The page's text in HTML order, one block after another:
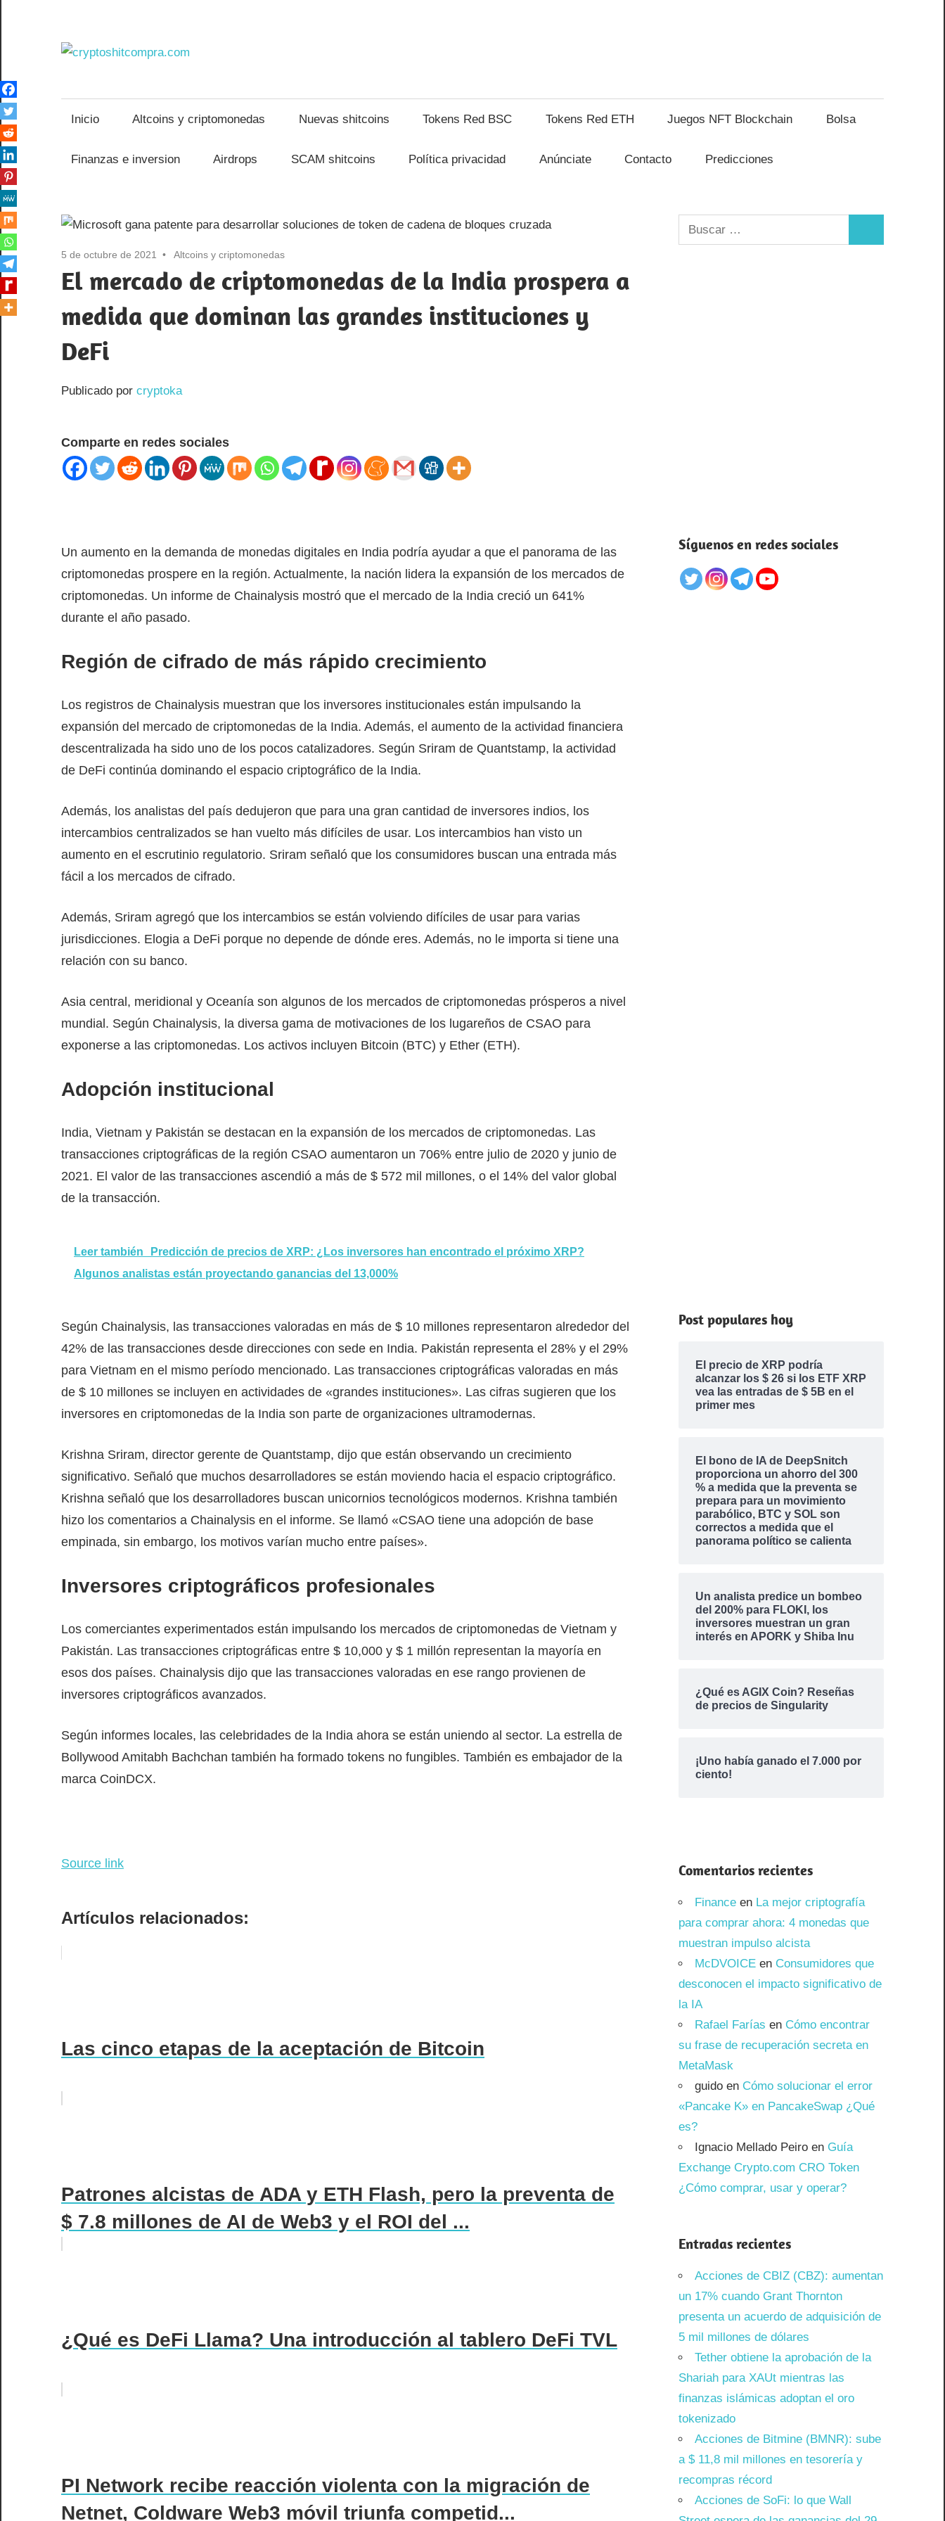
contenido
Inicio Altcoins y criptomonedas Nuevas shitcoins Tokens Red BSC Tokens Red ETH Juegos NFT Blockchain Bolsa
Finanzas e inversion Airdrops SCAM shitcoins Política privacidad Anúnciate Contacto Predicciones
5 de octubre de 2021 Altcoins y criptomonedas
El mercado de criptomonedas de la India prospera a
medida que dominan las grandes instituciones y
DeFi
Publicado por cryptoka
Comparte en redes sociales
Un aumento en la demanda de monedas digitales en India podría ayudar a que el panorama de las
criptomonedas prospere en la región. Actualmente, la nación lidera la expansión de los mercados de
criptomonedas. Un informe de Chainalysis mostró que el mercado de la India creció un 641%
durante el año pasado.
Región de cifrado de más rápido crecimiento
Los registros de Chainalysis muestran que los inversores institucionales están impulsando la
expansión del mercado de criptomonedas de la India. Además, el aumento de la actividad financiera
descentralizada ha sido uno de los pocos catalizadores. Según Sriram de Quantstamp, la actividad
de DeFi continúa dominando el espacio criptográfico de la India.
Además, los analistas del país dedujeron que para una gran cantidad de inversores indios, los
intercambios centralizados se han vuelto más difíciles de usar. Los intercambios han visto un
aumento en el escrutinio regulatorio. Sriram señaló que los consumidores buscan una entrada más
fácil a los mercados de cifrado.
Además, Sriram agregó que los intercambios se están volviendo difíciles de usar para varias
jurisdicciones. Elogia a DeFi porque no depende de dónde eres. Además, no le importa si tiene una
relación con su banco.
Asia central, meridional y Oceanía son algunos de los mercados de criptomonedas prósperos a nivel
mundial. Según Chainalysis, la diversa gama de motivaciones de los lugareños de CSAO para
exponerse a las criptomonedas. Los activos incluyen Bitcoin (BTC) y Ether (ETH).
Adopción institucional
India, Vietnam y Pakistán se destacan en la expansión de los mercados de criptomonedas. Las
transacciones criptográficas de la región CSAO aumentaron un 706% entre julio de 2020 y junio de
2021. El valor de las transacciones ascendió a más de $ 572 mil millones, o el 14% del valor global
de la transacción.
Leer también
Predicción de precios de XRP: ¿Los inversores han encontrado el próximo XRP?
Algunos analistas están proyectando ganancias del 13,000%
Según Chainalysis, las transacciones valoradas en más de $ 10 millones representaron alrededor del
42% de las transacciones desde direcciones con sede en India. Pakistán representa el 28% y el 29%
para Vietnam en el mismo período mencionado. Las transacciones criptográficas valoradas en más
de $ 10 millones se incluyen en actividades de «grandes instituciones». Las cifras sugieren que los
inversores en criptomonedas de la India son parte de organizaciones ultramodernas.
Krishna Sriram, director gerente de Quantstamp, dijo que están observando un crecimiento
significativo. Señaló que muchos desarrolladores se están moviendo hacia el espacio criptográfico.
Krishna señaló que los desarrolladores buscan unicornios tecnológicos modernos. Krishna también
hizo los comentarios a Chainalysis en el informe. Se llamó «CSAO tiene una adopción de base
empinada, sin embargo, los motivos varían mucho entre países».
Inversores criptográficos profesionales
Los comerciantes experimentados están impulsando los mercados de criptomonedas de Vietnam y
Pakistán. Las transacciones criptográficas entre $ 10,000 y $ 1 millón representan la mayoría en
esos dos países. Chainalysis dijo que las transacciones valoradas en ese rango provienen de
inversores criptográficos avanzados.
Según informes locales, las celebridades de la India ahora se están uniendo al sector. La estrella de
Bollywood Amitabh Bachchan también ha formado tokens no fungibles. También es embajador de la
marca CoinDCX.
Source link
Artículos relacionados:
Las cinco etapas de la aceptación de Bitcoin
Patrones alcistas de ADA y ETH Flash, pero la preventa de
$ 7.8 millones de AI de Web3 y el ROI del ...
¿Qué es DeFi Llama? Una introducción al tablero DeFi TVL
PI Network recibe reacción violenta con la migración de
Netnet, Coldware Web3 móvil triunfa competid...
Buscar:
Síguenos en redes sociales
Post populares hoy
El precio de XRP podría
alcanzar los $ 26 si los ETF XRP
vea las entradas de $ 5B en el
primer mes
El bono de IA de DeepSnitch
proporciona un ahorro del 300
% a medida que la preventa se
prepara para un movimiento
parabólico, BTC y SOL son
correctos a medida que el
panorama político se calienta
Un analista predice un bombeo
del 200% para FLOKI, los
inversores muestran un gran
interés en APORK y Shiba Inu
¿Qué es AGIX Coin? Reseñas
de precios de Singularity
¡Uno había ganado el 7.000 por
ciento!
Comentarios recientes
Financeen La mejor criptografía
para comprar ahora: 4 monedas que
muestran impulso alcista
McDVOICEen Consumidores que
desconocen el impacto significativo de
la IA
Rafael Farías en Cómo encontrar
su frase de recuperación secreta en
MetaMask
guidoen Cómo solucionar el error
«Pancake K» en PancakeSwap ¿Qué
es?
Ignacio Mellado Peiroen Guía
Exchange Crypto.com CRO Token
¿Cómo comprar, usar y operar?
Entradas recientes
Acciones de CBIZ (CBZ): aumentan
un 17% cuando Grant Thornton
presenta un acuerdo de adquisición de
5 mil millones de dólares
Tether obtiene la aprobación de la
Shariah para XAUt mientras las
finanzas islámicas adoptan el oro
tokenizado
Acciones de Bitmine (BMNR): sube
a $ 11,8 mil millones en tesorería y
recompras récord
Acciones de SoFi: lo que Wall